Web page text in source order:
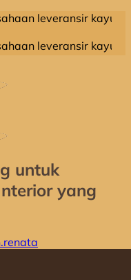
kayu olahan yang
kayu olahan yang
untuk
yang